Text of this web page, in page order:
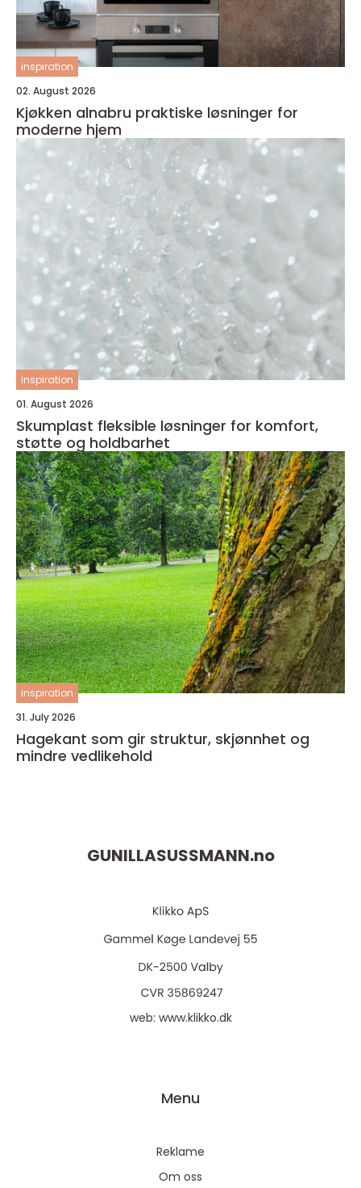
inspiration
02. August 2026
Kjøkken alnabru praktiske løsninger for
moderne hjem
inspiration
01. August 2026
Skumplast fleksible løsninger for komfort,
støtte og holdbarhet
inspiration
31. July 2026
Hagekant som gir struktur, skjønnhet og
mindre vedlikehold
GUNILLASUSSMANN.no
web: www.klikko.dk
Menu
Reklame
Om oss